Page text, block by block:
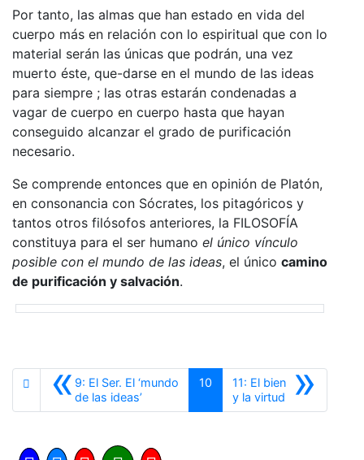
Por tanto, las almas que han estado en vida del
cuerpo más en relación con lo espiritual que con lo
material serán las únicas que podrán, una vez
muerto éste, que-darse en el mundo de las ideas
para siempre ; las otras estarán condenadas a
vagar de cuerpo en cuerpo hasta que hayan
conseguido alcanzar el grado de purificación
necesario.
Se comprende entonces que en opinión de Platón,
en consonancia con Sócrates, los pitagóricos y
tantos otros filósofos anteriores, la FILOSOFÍA
constituya para el ser humano el único vínculo
posible con el mundo de las ideas, el único camino
de purificación y salvación.
«9: El Ser. El ‘mundo
de las ideas’Anterior
10 »
11: El bien
y la virtud Siguiente